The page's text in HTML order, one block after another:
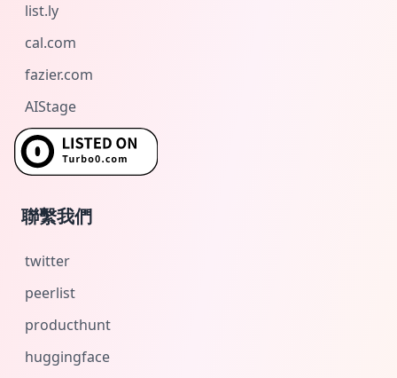
list.ly
cal.com
fazier.com
AIStage
聯繫我們
twitter
peerlist
producthunt
huggingface